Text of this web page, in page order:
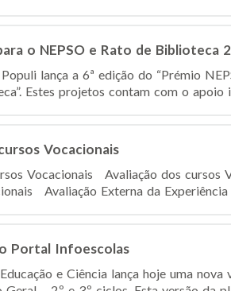
o NEPSO e Rato de Biblioteca
lança a 6ª edição do “Prémio
Estes projetos contam com o
Vocacionais
Vocacionais Avaliação dos
Avaliação Externa da
Portal Infoescolas
e Ciência lança hoje uma